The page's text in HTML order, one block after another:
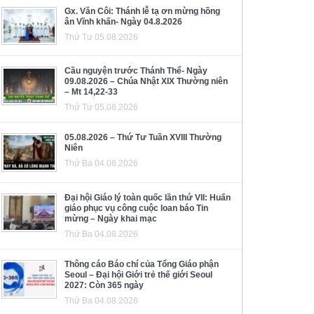
Gx. Văn Côi: Thánh lễ tạ ơn mừng hồng
ân Vĩnh khấn- Ngày 04.8.2026
Thứ Tư 05.08.2026
Cầu nguyện trước Thánh Thể- Ngày
09.08.2026 – Chúa Nhật XIX Thường niên
– Mt 14,22-33
Thứ Tư 05.08.2026
05.08.2026 – Thứ Tư Tuần XVIII Thường
Niên
Thứ Ba 04.08.2026
Đại hội Giáo lý toàn quốc lần thứ VII: Huấn
giáo phục vụ công cuộc loan báo Tin
mừng – Ngày khai mạc
Thứ Ba 04.08.2026
Thông cáo Báo chí của Tổng Giáo phận
Seoul – Đại hội Giới trẻ thế giới Seoul
2027: Còn 365 ngày
Thứ Ba 04.08.2026